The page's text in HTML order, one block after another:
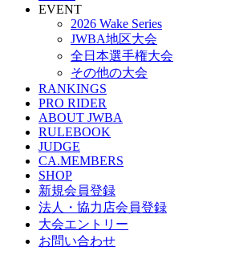
EVENT
2026 Wake Series
JWBA地区大会
全日本選手権大会
その他の大会
RANKINGS
PRO RIDER
ABOUT JWBA
RULEBOOK
JUDGE
CA.MEMBERS
SHOP
新規会員登録
法人・協力店会員登録
大会エントリー
お問い合わせ